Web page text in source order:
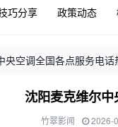
巧分享 政策动态
央空调全国各点服务电话
沈阳麦克维尔
竹翠影闻 2026-